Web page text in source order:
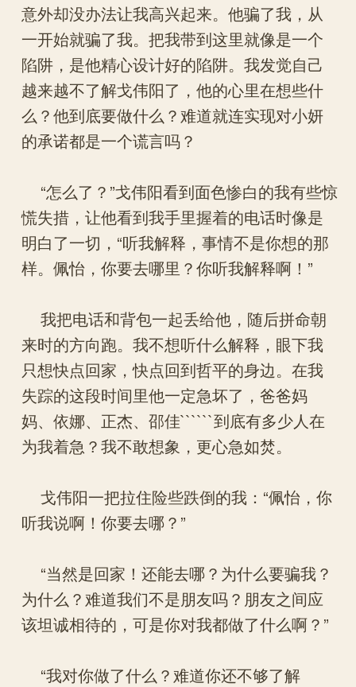
意外却没办法让我高兴起来。他骗了我，从
一开始就骗了我。把我带到这里就像是一个
陷阱，是他精心设计好的陷阱。我发觉自己
越来越不了解戈伟阳了，他的心里在想些什
么？他到底要做什么？难道就连实现对小妍
的承诺都是一个谎言吗？
“怎么了？”戈伟阳看到面色惨白的我有些惊
慌失措，让他看到我手里握着的电话时像是
明白了一切，“听我解释，事情不是你想的那
样。佩怡，你要去哪里？你听我解释啊！”
我把电话和背包一起丢给他，随后拼命朝
来时的方向跑。我不想听什么解释，眼下我
只想快点回家，快点回到哲平的身边。在我
失踪的这段时间里他一定急坏了，爸爸妈
妈、依娜、正杰、邵佳``````到底有多少人在
为我着急？我不敢想象，更心急如焚。
戈伟阳一把拉住险些跌倒的我：“佩怡，你
听我说啊！你要去哪？”
“当然是回家！还能去哪？为什么要骗我？
为什么？难道我们不是朋友吗？朋友之间应
该坦诚相待的，可是你对我都做了什么啊？”
“我对你做了什么？难道你还不够了解